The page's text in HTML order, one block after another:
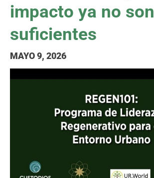
impacto ya no son
suficientes
MAYO 9, 2026